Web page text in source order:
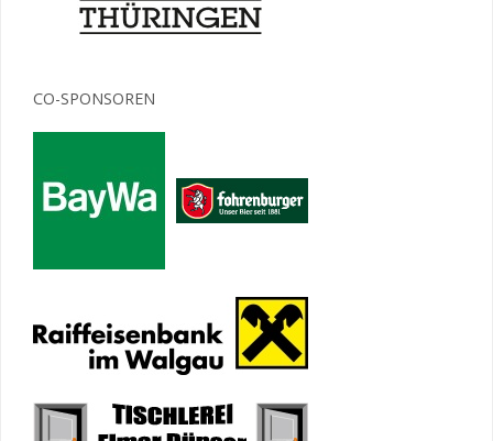
CO-SPONSOREN